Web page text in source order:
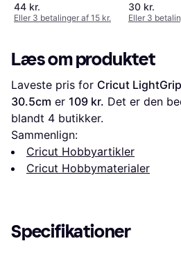
44 kr.
Eller 3 betalinger af 15 kr.
30 kr.
Eller 3
Læs om produktet
Laveste pris for Cricut
30.5cm er 109 kr. Det er den
blandt 4 butikker.
Sammenlign:
Cricut Hobbyartikler
Cricut Hobbymaterialer
Specifikationer